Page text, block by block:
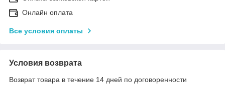
Онлайн оплата
Все условия оплаты
Условия возврата
Возврат товара в течение 14 дней по договоренности